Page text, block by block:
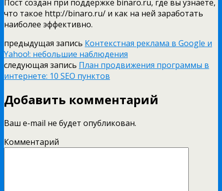
Пост создан при поддержке binaro.ru, где вы узнаете,
что такое http://binaro.ru/ и как на ней заработать
наиболее эффективно.
предыдущая запись Контекстная реклама в Google и
Yahoo!: небольшие наблюдения
следующая запись План продвижения программы в
интернете: 10 SEO пунктов
Добавить комментарий
Ваш e-mail не будет опубликован.
Комментарий